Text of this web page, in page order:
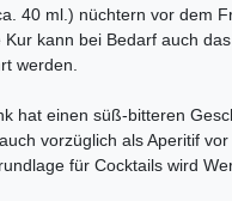
40 ml.) nüchtern vor dem
Kur kann bei Bedarf auch
werden.
hat einen süß-bitteren
vorzüglich als Aperitif vor
für Cocktails wird